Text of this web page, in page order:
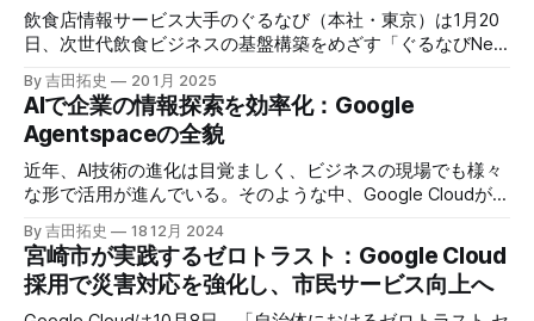
飲食店情報サービス大手のぐるなび（本社・東京）は1月20
日、次世代飲食ビジネスの基盤構築をめざす「ぐるなびNext
プロジェクト」の初成果として、新たな飲食店探索アプリ
「UMAME!（うまみー！）」のβ版を公開した。
By 吉田拓史 20 1月 2025
AIで企業の情報探索を効率化：Google
Agentspaceの全貌
近年、AI技術の進化は目覚ましく、ビジネスの現場でも様々
な形で活用が進んでいる。そのような中、Google Cloudが新
たに発表したGoogle Agentspaceは、いま注目を集めるAIエ
ージェントがエンタープライズITを大きく変革する予兆と言
えるだろう。
By 吉田拓史 18 12月 2024
宮崎市が実践するゼロトラスト：Google Cloud
採用で災害対応を強化し、市民サービス向上へ